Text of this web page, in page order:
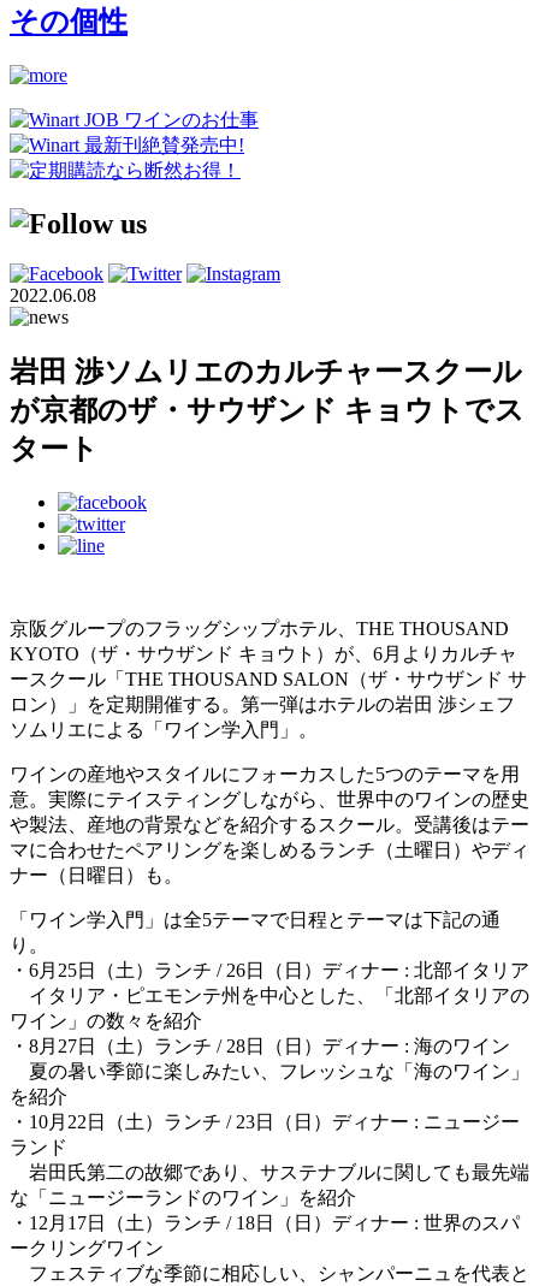
その個性
2022.06.08
岩田 渉ソムリエのカルチャースクール
が京都のザ・サウザンド キョウトでス
タート
京阪グループのフラッグシップホテル、THE THOUSAND
KYOTO（ザ・サウザンド キョウト）が、6月よりカルチャ
ースクール「THE THOUSAND SALON（ザ・サウザンド サ
ロン）」を定期開催する。第一弾はホテルの岩田 渉シェフ
ソムリエによる「ワイン学入門」。
ワインの産地やスタイルにフォーカスした5つのテーマを用
意。実際にテイスティングしながら、世界中のワインの歴史
や製法、産地の背景などを紹介するスクール。受講後はテー
マに合わせたペアリングを楽しめるランチ（土曜日）やディ
ナー（日曜日）も。
「ワイン学入門」は全5テーマで日程とテーマは下記の通
り。
・6月25日（土）ランチ / 26日（日）ディナー : 北部イタリア
イタリア・ピエモンテ州を中心とした、「北部イタリアの
ワイン」の数々を紹介
・8月27日（土）ランチ / 28日（日）ディナー : 海のワイン
夏の暑い季節に楽しみたい、フレッシュな「海のワイン」
を紹介
・10月22日（土）ランチ / 23日（日）ディナー : ニュージー
ランド
岩田氏第二の故郷であり、サステナブルに関しても最先端
な「ニュージーランドのワイン」を紹介
・12月17日（土）ランチ / 18日（日）ディナー : 世界のスパ
ークリングワイン
フェスティブな季節に相応しい、シャンパーニュを代表と